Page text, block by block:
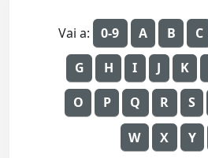
Vai a: 0-9 A B C
G H I J K
O P Q R S
W X Y